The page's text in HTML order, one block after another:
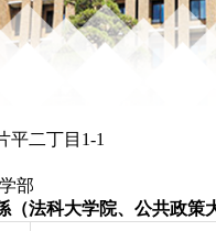
片平二丁目1-1
部
（法科大学院、公共政策